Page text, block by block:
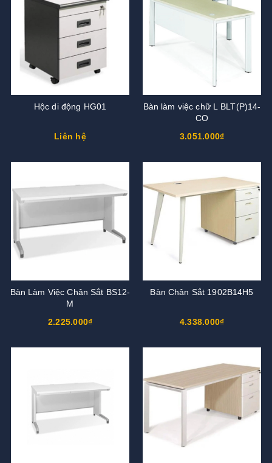
Hộc di động HG01
Liên hệ
Bàn làm việc chữ L BLT(P)14-
CO
3.051.000₫
Bàn Làm Việc Chân Sắt BS12-
M
2.225.000₫
Bàn Chân Sắt 1902B14H5
4.338.000₫